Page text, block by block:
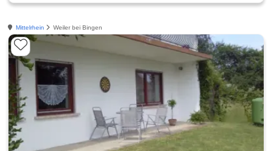
Mittelrhein Weiler bei Bingen